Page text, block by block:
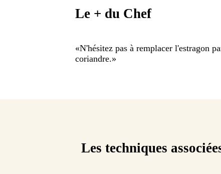
Le + du Chef
«N'hésitez pas à remplacer l'estragon
coriandre.»
Les techniques